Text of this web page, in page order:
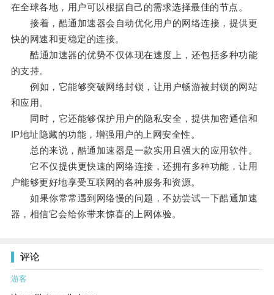
在全球各地，用户可以根据自己的需求选择最佳的节点。
接着，酷通加速器会自动优化用户的网络连接，提供更
快的网速和更稳定的连接。
酷通加速器的优势不仅体现在速度上，还包括多种功能
的支持。
例如，它能够突破网络封锁，让用户畅游被封锁的网站
和应用。
同时，它还能够保护用户的隐私安全，提供加密通信和
IP地址隐藏的功能，增强用户的上网安全性。
总的来说，酷通加速器是一款实用且强大的应用软件。
它不仅提供更快速的网络连接，还拥有多种功能，让用
户能够更好地享受互联网的各种服务和资源。
如果你常常遇到网络慢的问题，不妨尝试一下酷通加速
器，相信它会给你带来惊喜的上网体验。
评论
游客